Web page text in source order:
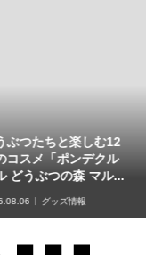
たべよ」に「ポケモ
のハロウィンデザイ
登場！8月17日発売
グッズ情報